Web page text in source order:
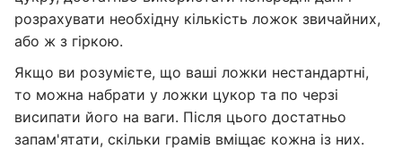
розрахувати необхідну кількість ложок звичайних,
або ж з гіркою.
Якщо ви розумієте, що ваші ложки нестандартні,
то можна набрати у ложки цукор та по черзі
висипати його на ваги. Після цього достатньо
запам'ятати, скільки грамів вміщає кожна із них.